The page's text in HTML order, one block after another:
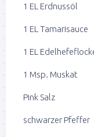
1 EL Erdnussöl
1 EL Tamarisauce
1 EL
1 Msp. Muskat
Pink Salz
schwarzer Pfeffer